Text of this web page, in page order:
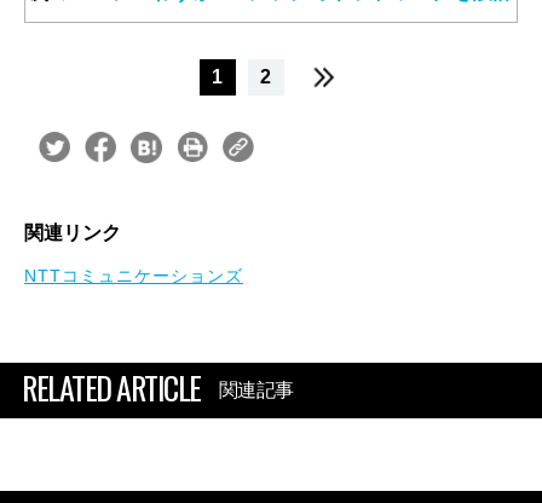
1 2
関連リンク
NTTコミュニケーションズ
RELATED ARTICLE 関連記事